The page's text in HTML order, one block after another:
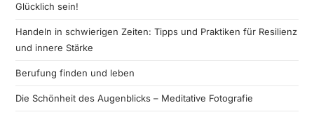
Glücklich sein!
Handeln in schwierigen Zeiten: Tipps und Praktiken für Resilienz
und innere Stärke
Berufung finden und leben
Die Schönheit des Augenblicks – Meditative Fotografie